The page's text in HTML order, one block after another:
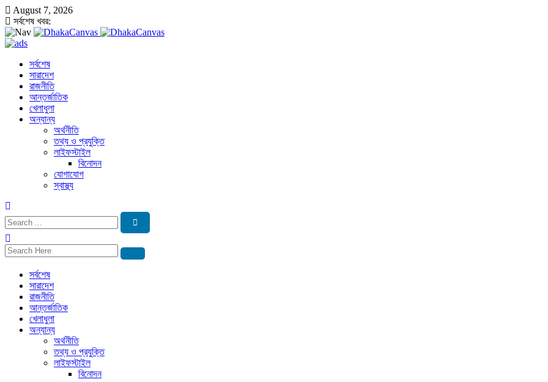
August 7, 2026
সর্বশেষ খবর:
সর্বশেষ
সারাদেশ
রাজনীতি
আন্তর্জাতিক
খেলাধুলা
অন্যান্য
অর্থনীতি
তথ্য ও প্রযুক্তি
লাইফস্টাইল
বিনোদন
যোগাযোগ
স্বাস্থ্য
সর্বশেষ
সারাদেশ
রাজনীতি
আন্তর্জাতিক
খেলাধুলা
অন্যান্য
অর্থনীতি
তথ্য ও প্রযুক্তি
লাইফস্টাইল
বিনোদন